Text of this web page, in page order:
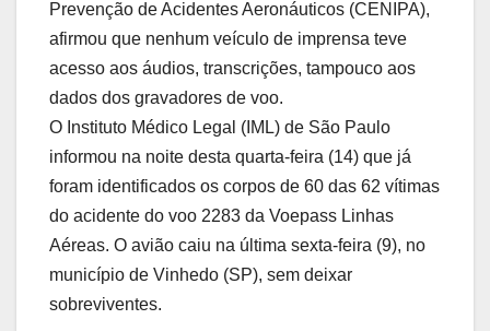
Prevenção de Acidentes Aeronáuticos (CENIPA),
afirmou que nenhum veículo de imprensa teve
acesso aos áudios, transcrições, tampouco aos
dados dos gravadores de voo.
O Instituto Médico Legal (IML) de São Paulo
informou na noite desta quarta-feira (14) que já
foram identificados os corpos de 60 das 62 vítimas
do acidente do voo 2283 da Voepass Linhas
Aéreas. O avião caiu na última sexta-feira (9), no
município de Vinhedo (SP), sem deixar
sobreviventes.